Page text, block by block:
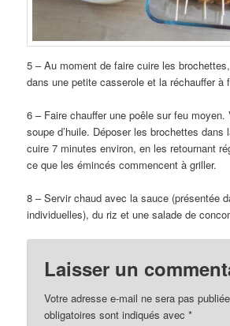
5 – Au moment de faire cuire les
dans une petite casserole et la réchauffer à
6 – Faire chauffer une poêle sur feu moyen.
soupe d’huile. Déposer les brochettes dans
cuire 7 minutes environ, en les retournant
ce que les émincés commencent à griller.
8 – Servir chaud avec la sauce (présentée
individuelles), du riz et une salade de
Laisser un
Votre adresse e-mail ne sera pas
obligatoires sont indiqués avec*